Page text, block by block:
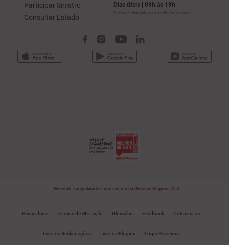
Participar Sinistro
Consultar Estado
Dias úteis | 09h às 19h
Custo de chamada para a rede fixa nacional
Generali Tranquilidade é uma marca da Generali Seguros, S.A.
Privacidade Termos de Utilização Glossário Feedback Outros sites
Livro de Reclamações Livro de Elogios Login Parceiros